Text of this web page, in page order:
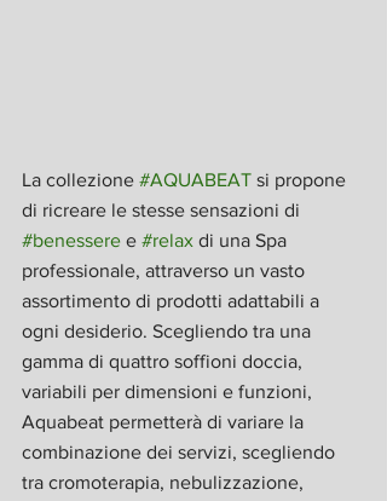
La collezione #AQUABEAT si propone
di ricreare le stesse sensazioni di
#benessere e #relax di una Spa
professionale, attraverso un vasto
assortimento di prodotti adattabili a
ogni desiderio. Scegliendo tra una
gamma di quattro soffioni doccia,
variabili per dimensioni e funzioni,
Aquabeat permetterà di variare la
combinazione dei servizi, scegliendo
tra cromoterapia, nebulizzazione,